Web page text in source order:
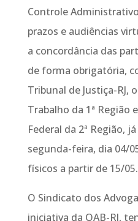
Controle
prazos e audiências
a concordância das
de forma obrigatória,
Tribunal de Justiça-RJ,
Trabalho da 1ª Região
Federal da 2ª Região,
segunda-feira, dia 04/
físicos a partir de 15/05.
O Sindicato dos
iniciativa da OAB-RJ,